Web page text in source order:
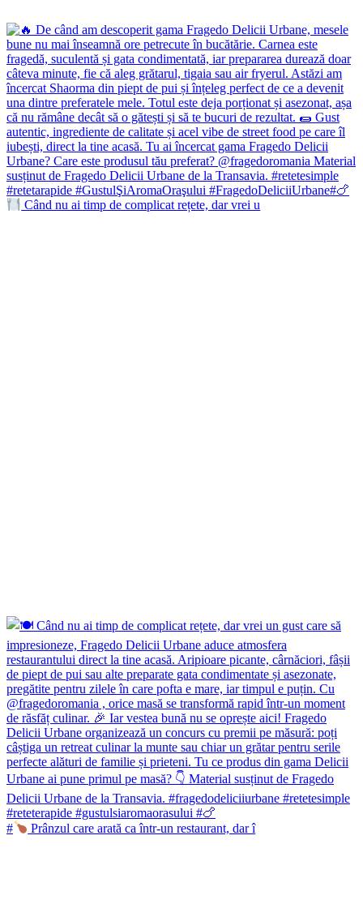
Când nu ai timp de complicat rețete, dar vrei u
# Prânzul care arată ca într-un restaurant, dar î